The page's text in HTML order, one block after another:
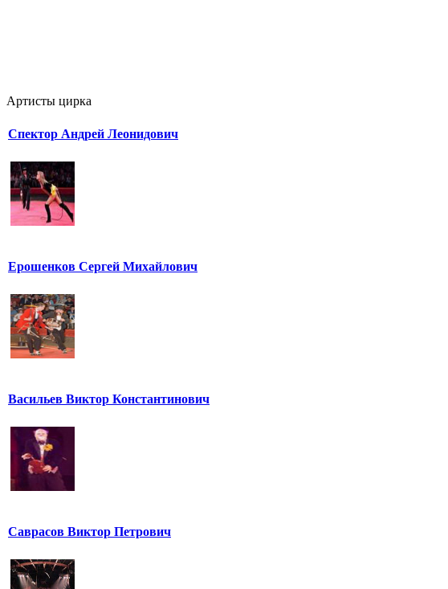
Артисты цирка
Спектор Андрей Леонидович
Ерошенков Сергей Михайлович
Васильев Виктор Константинович
Саврасов Виктор Петрович